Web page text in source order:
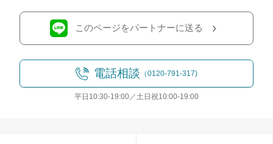
このページをパートナーに送る
電話相談 （0120-791-317)
平日10:30-19:00／土日祝10:00-19:00